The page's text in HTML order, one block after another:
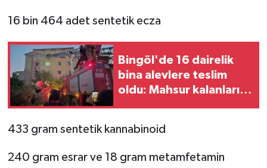
16 bin 464 adet sentetik ecza
Bingöl'de 16 dairelik
bina alevlere teslim
oldu: Mahsur kalanları
433 gram sentetik kannabinoid
240 gram esrar ve 18 gram metamfetamin
SİYASET
SPOR
TEKNOLOJİ
YAŞAM